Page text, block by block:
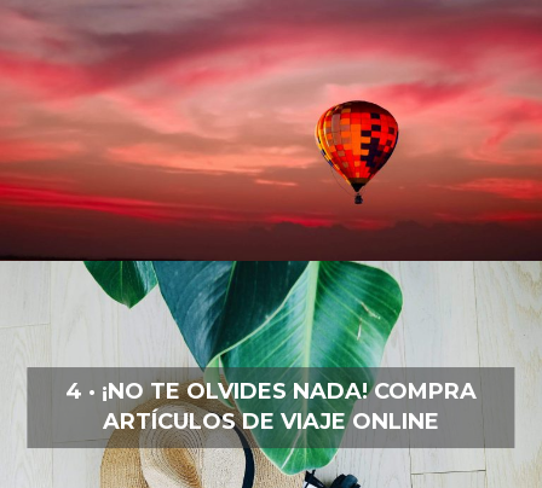
4 · ¡NO TE OLVIDES NADA! COMPRA
ARTÍCULOS DE VIAJE ONLINE